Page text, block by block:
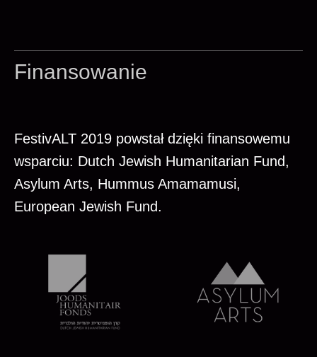
Finansowanie
FestivALT 2019 powstał dzięki finansowemu
wsparciu: Dutch Jewish Humanitarian Fund,
Asylum Arts, Hummus Amamamusi,
European Jewish Fund.